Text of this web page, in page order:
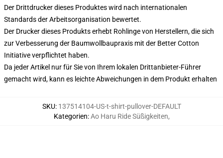
Der Drittdrucker dieses Produktes wird nach internationalen
Standards der Arbeitsorganisation bewertet.
Der Drucker dieses Produkts erhebt Rohlinge von Herstellern, die sich
zur Verbesserung der Baumwollbaupraxis mit der Better Cotton
Initiative verpflichtet haben.
Da jeder Artikel nur für Sie von Ihrem lokalen Drittanbieter-Führer
gemacht wird, kann es leichte Abweichungen in dem Produkt erhalten
SKU: 137514104-US-t-shirt-pullover-DEFAULT
Kategorien:Ao Haru Ride Süßigkeiten,